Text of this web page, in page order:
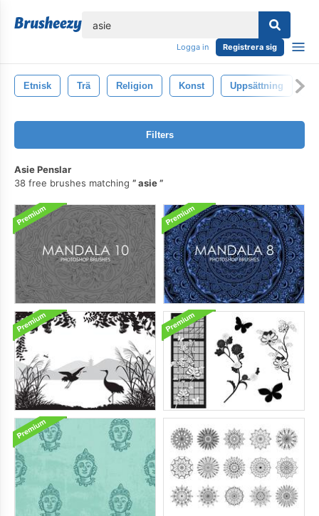
Logga in Registrera sig
Etnisk Trä Religion Konst Uppsättning
Filters
Asie Penslar
38 free brushes matching
asie